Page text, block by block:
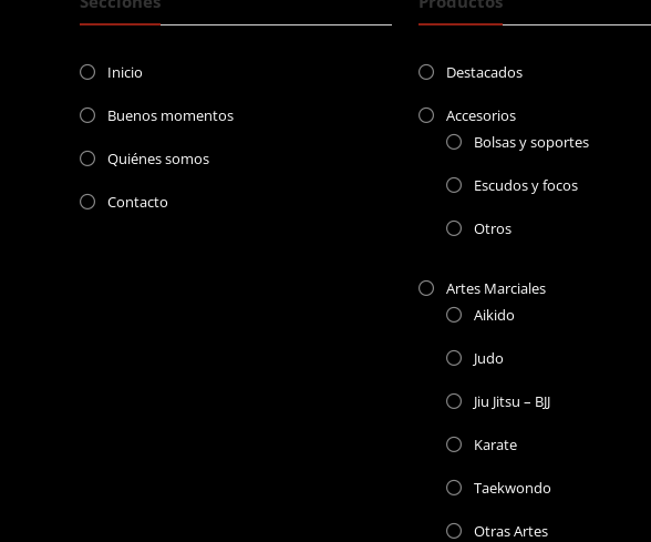
Inicio
Buenos momentos
Quiénes somos
Contacto
Destacados
Accesorios
Bolsas y soportes
Escudos y focos
Otros
Artes Marciales
Aikido
Judo
Jiu Jitsu – BJJ
Karate
Taekwondo
Otras Artes